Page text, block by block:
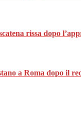
rissa dopo
a Roma dopo il